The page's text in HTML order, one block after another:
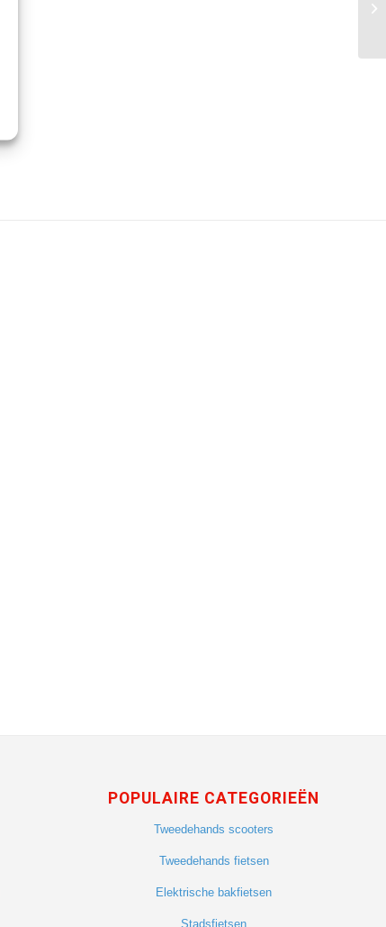
POPULAIRE CATEGORIEËN
Tweedehands scooters
Tweedehands fietsen
Elektrische bakfietsen
Stadsfietsen